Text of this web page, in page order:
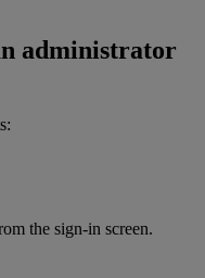
administrator
the sign-in screen.